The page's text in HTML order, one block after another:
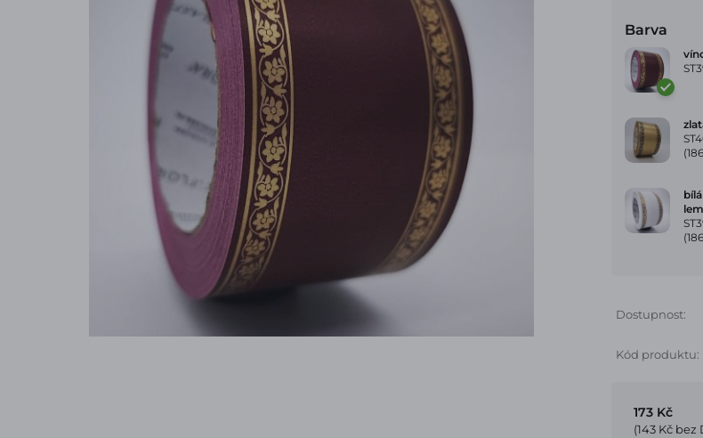
Barva
lem
Dostupnost:
Kód produktu:
173 Kč
(143 Kč bez